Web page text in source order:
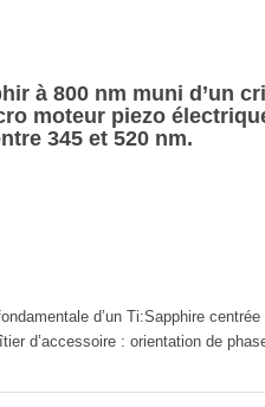
à 800 nm muni d’un
moteur piezo
345 et 520 nm.
d’un Ti:Sapphire
d’accessoire : orientation de